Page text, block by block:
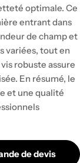
optimale. Ce
entrant dans
de champ et
variées, tout en
robuste assure
En résumé, le
et une qualité
de devis